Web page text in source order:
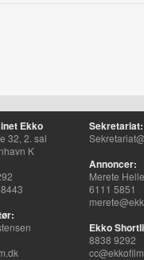
Ekko
32, 2. sal
K
Sekretariat:
Annoncer:
Merete
6111 5851
Ekko
8838 9292